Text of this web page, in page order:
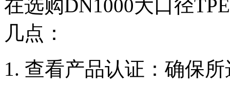
在选购DN1000大口径
几点：
查看产品认证‌：确保